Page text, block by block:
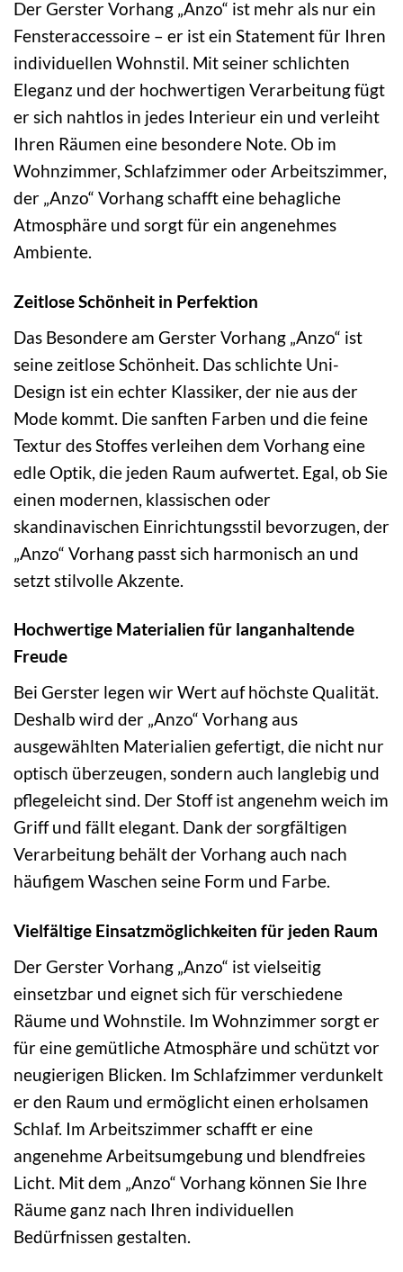
Der Gerster Vorhang „Anzo“ ist mehr als nur ein
Fensteraccessoire – er ist ein Statement für Ihren
individuellen Wohnstil. Mit seiner schlichten
Eleganz und der hochwertigen Verarbeitung fügt
er sich nahtlos in jedes Interieur ein und verleiht
Ihren Räumen eine besondere Note. Ob im
Wohnzimmer, Schlafzimmer oder Arbeitszimmer,
der „Anzo“ Vorhang schafft eine behagliche
Atmosphäre und sorgt für ein angenehmes
Ambiente.
Zeitlose Schönheit in Perfektion
Das Besondere am Gerster Vorhang „Anzo“ ist
seine zeitlose Schönheit. Das schlichte Uni-
Design ist ein echter Klassiker, der nie aus der
Mode kommt. Die sanften Farben und die feine
Textur des Stoffes verleihen dem Vorhang eine
edle Optik, die jeden Raum aufwertet. Egal, ob Sie
einen modernen, klassischen oder
skandinavischen Einrichtungsstil bevorzugen, der
„Anzo“ Vorhang passt sich harmonisch an und
setzt stilvolle Akzente.
Hochwertige Materialien für langanhaltende
Freude
Bei Gerster legen wir Wert auf höchste Qualität.
Deshalb wird der „Anzo“ Vorhang aus
ausgewählten Materialien gefertigt, die nicht nur
optisch überzeugen, sondern auch langlebig und
pflegeleicht sind. Der Stoff ist angenehm weich im
Griff und fällt elegant. Dank der sorgfältigen
Verarbeitung behält der Vorhang auch nach
häufigem Waschen seine Form und Farbe.
Vielfältige Einsatzmöglichkeiten für jeden Raum
Der Gerster Vorhang „Anzo“ ist vielseitig
einsetzbar und eignet sich für verschiedene
Räume und Wohnstile. Im Wohnzimmer sorgt er
für eine gemütliche Atmosphäre und schützt vor
neugierigen Blicken. Im Schlafzimmer verdunkelt
er den Raum und ermöglicht einen erholsamen
Schlaf. Im Arbeitszimmer schafft er eine
angenehme Arbeitsumgebung und blendfreies
Licht. Mit dem „Anzo“ Vorhang können Sie Ihre
Räume ganz nach Ihren individuellen
Bedürfnissen gestalten.